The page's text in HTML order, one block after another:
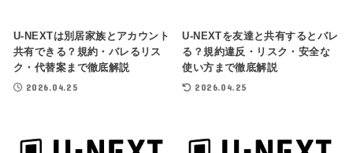
U-NEXTは別居家族とアカウント
共有できる？規約・バレるリス
ク・代替案まで徹底解説
2026.04.25
U-NEXTを友達と共有するとバレ
る？規約違反・リスク・安全な
使い方まで徹底解説
2026.04.25